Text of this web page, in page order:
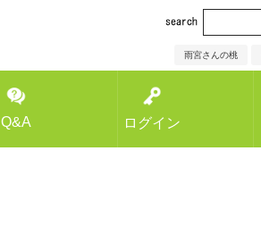
雨宮さんの桃
Q&A ログイン